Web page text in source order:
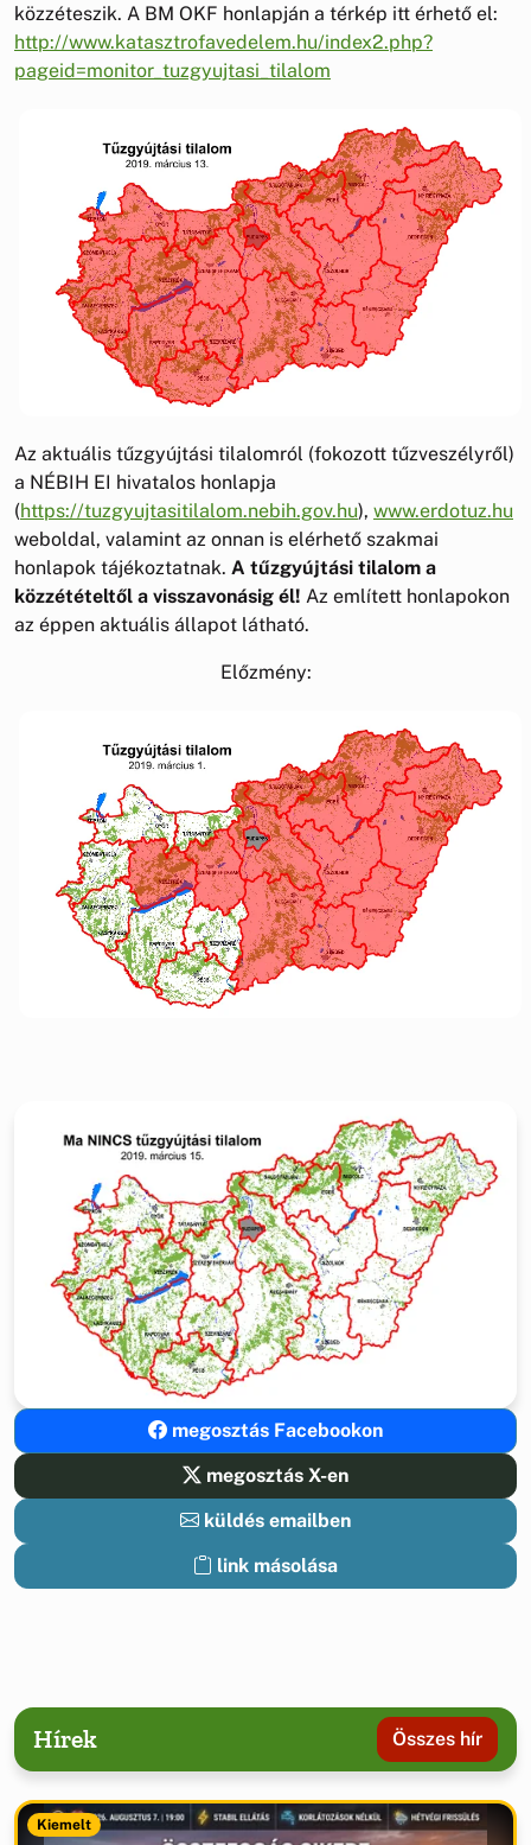
közzéteszik. A BM OKF honlapján a térkép itt érhető el:
http://www.katasztrofavedelem.hu/index2.php?
pageid=monitor_tuzgyujtasi_tilalom
Az aktuális tűzgyújtási tilalomról (fokozott tűzveszélyről)
a NÉBIH EI hivatalos honlapja
(https://tuzgyujtasitilalom.nebih.gov.hu), www.erdotuz.hu
weboldal, valamint az onnan is elérhető szakmai
honlapok tájékoztatnak. A tűzgyújtási tilalom a
közzétételtől a visszavonásig él! Az említett honlapokon
az éppen aktuális állapot látható.
Előzmény:
megosztás Facebookon
megosztás X-en
küldés emailben
link másolása
Hírek Összes hír
Kiemelt